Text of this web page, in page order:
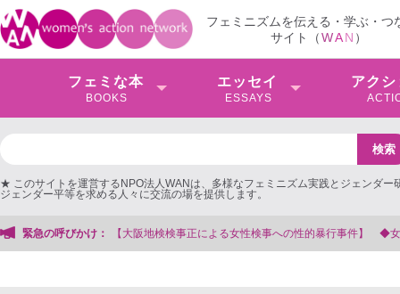
フェミニズムを伝える・学ぶ・つ
サイト（WAN ）
フェミな本
BOOKS
エッセイ
ESSAYS
アクシ
★ このサイトを運営するNPO法人WANは、多様なフェミニズム実践とジェンダー
ジェンダー平等を求める人々に交流の場を提供します。
緊急の呼びかけ：【大阪地検検事正による女性検事への性的暴行事件】 ◆女性検事